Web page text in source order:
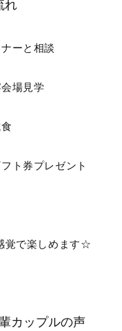
れ
と相談
場見学
ト券プレゼント
覚で楽しめます☆
カップルの声